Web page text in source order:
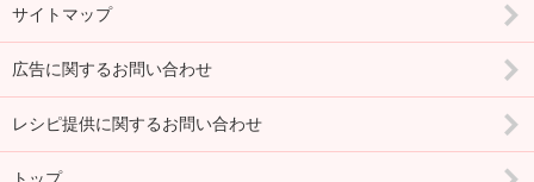
サイトマップ
広告に関するお問い合わせ
レシピ提供に関するお問い合わせ